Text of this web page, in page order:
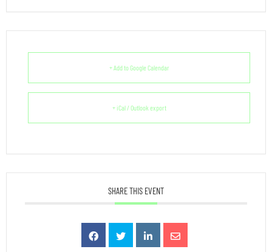
+ Add to Google Calendar
+ iCal / Outlook export
SHARE THIS EVENT